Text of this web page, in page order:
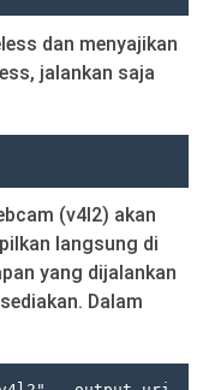
dan menyajikan
jalankan saja
(v4l2) akan
langsung di
yang dijalankan
Dalam